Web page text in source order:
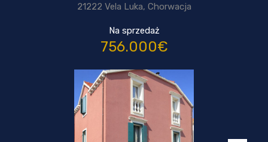
21222 Vela Luka, Chorwacja
Na sprzedaż
756.000€